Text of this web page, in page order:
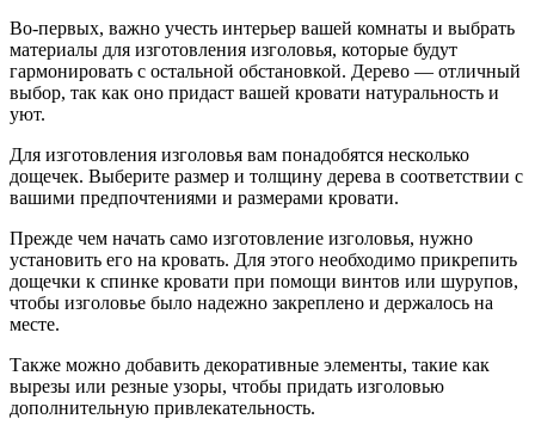
Во-первых, важно учесть интерьер вашей комнаты и выбрать
материалы для изготовления изголовья, которые будут
гармонировать с остальной обстановкой. Дерево — отличный
выбор, так как оно придаст вашей кровати натуральность и
уют.
Для изготовления изголовья вам понадобятся несколько
дощечек. Выберите размер и толщину дерева в соответствии с
вашими предпочтениями и размерами кровати.
Прежде чем начать само изготовление изголовья, нужно
установить его на кровать. Для этого необходимо прикрепить
дощечки к спинке кровати при помощи винтов или шурупов,
чтобы изголовье было надежно закреплено и держалось на
месте.
Также можно добавить декоративные элементы, такие как
вырезы или резные узоры, чтобы придать изголовью
дополнительную привлекательность.